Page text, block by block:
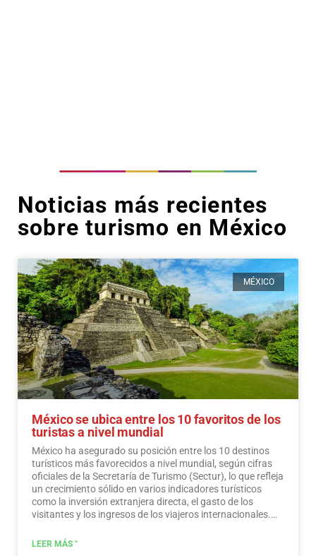
Noticias más recientes
sobre turismo en México
MÉXICO
México se ubica entre los 10 favoritos de los
turistas a nivel mundial
México ha asegurado su posición entre los 10 destinos
turísticos más favorecidos a nivel mundial, según cifras
oficiales de la Secretaría de Turismo (Sectur), lo que refleja
un crecimiento sólido en varios indicadores turísticos
como la inversión extranjera directa, el gasto de los
visitantes y los ingresos de los viajeros internacionales.…
LEER MÁS "